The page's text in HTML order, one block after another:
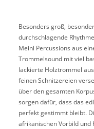
Besonders groß,
durchschlagende
Meinl Percussions aus
Trommelsound mit viel
lackierte Holztrommel
feinen Schnitzereien
über den gesamten
sorgen dafür, dass das
perfekt gestimmt bleibt.
afrikanischen Vorbild und